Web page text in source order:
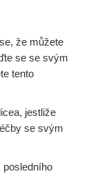
že můžete
se se svým
tento
jestliže
se svým
posledního